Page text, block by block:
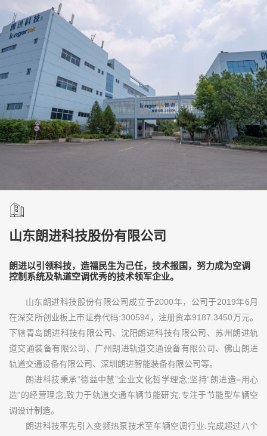
山东朗进科技股份有限公司
朗进以引领科技，造福民生为己任，技术报国，努力成为空调
控制系统及轨道空调优秀的技术领军企业。
山东朗进科技股份有限公司成立于2000年，公司于2019年6月
在深交所创业板上市证券代码:300594，注册资本9187.3450万元。
下辖青岛朗进科技有限公司、沈阳朗进科技有限公司、苏州朗进轨
道交通装备有限公司、广州朗进轨道交通设备有限公司、佛山朗进
轨道交通设备有限公司、深圳朗进智能装备有限公司等。
朗进科技秉承“德益中慧”企业文化哲学理念;坚持“朗进造=用心
造”的经营理念;致力于轨道交通车辆节能研究;专注于节能型车辆空
调设计制造。
朗进科技率先引入变频热泵技术至车辆空调行业:完成超过八个